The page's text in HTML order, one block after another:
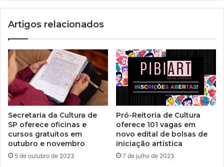
Artigos relacionados
Secretaria da Cultura de
SP oferece oficinas e
cursos gratuitos em
outubro e novembro
5 de outubro de 2023
Pró-Reitoria de Cultura
oferece 101 vagas em
novo edital de bolsas de
iniciação artística
7 de julho de 2023